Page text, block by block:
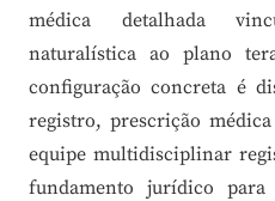
médica detalhada
naturalística ao plano
configuração concreta é
registro, prescrição
equipe multidisciplinar
fundamento jurídico